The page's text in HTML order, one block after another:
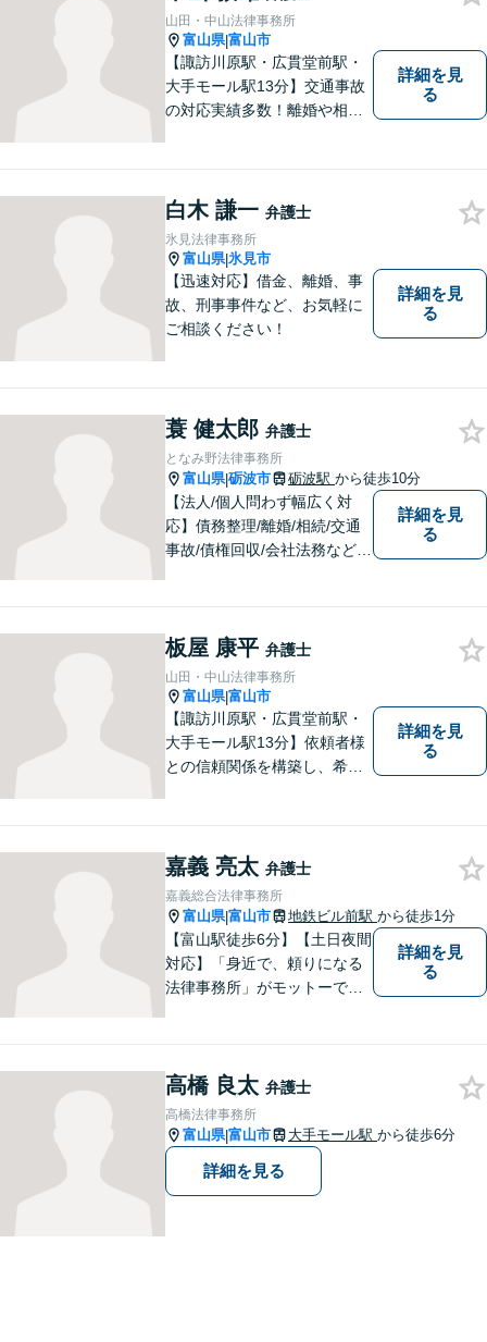
山田・中山法律事務所
富山県|富山市
【諏訪川原駅・広貫堂前駅・
大手モール駅13分】交通事故
の対応実績多数！離婚や相続
策がないか考えてみません
か？【複数弁護士在籍】
詳細を見
る
白木 謙一 弁護士
氷見法律事務所
富山県|氷見市
【迅速対応】借金、離婚、事
故、刑事事件など、お気軽に
ご相談ください！
詳細を見
る
蓑 健太郎 弁護士
となみ野法律事務所
富山県|砺波市 砺波駅 から徒歩10分
【法人/個人問わず幅広く対
応】債務整理/離婚/相続/交通
事故/債権回収/会社法務など幅
ますので、ぜひ一度ご相談く
ださい。【JR「砺波駅」10
分】
詳細を見
る
板屋 康平 弁護士
山田・中山法律事務所
富山県|富山市
【諏訪川原駅・広貫堂前駅・
大手モール駅13分】依頼者様
との信頼関係を構築し、希望
ご相談ください。平日夜間相
談OK！【複数弁護士在籍】
詳細を見
る
嘉義 亮太 弁護士
嘉義総合法律事務所
富山県|富山市 地鉄ビル前駅 から徒歩1分
【富山駅徒歩6分】【土日夜間
対応】「身近で、頼りになる
法律事務所」がモットーで
す。お悩みになる前に、ご相
談ください。【24Hメール受
付】
詳細を見
る
高橋 良太 弁護士
高橋法律事務所
富山県|富山市 大手モール駅 から徒歩6分
詳細を見る